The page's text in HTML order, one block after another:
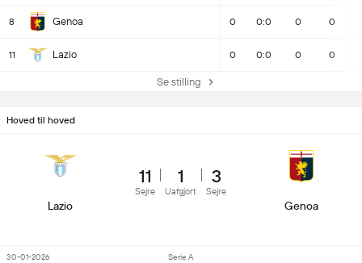
8 Genoa 0 0:0 0 0
11 Lazio 0 0:0 0 0
Se stilling
Hoved til hoved
Lazio
11
Sejre
1
Uafgjort
3
Sejre
Genoa
Serie A
30-01-2026